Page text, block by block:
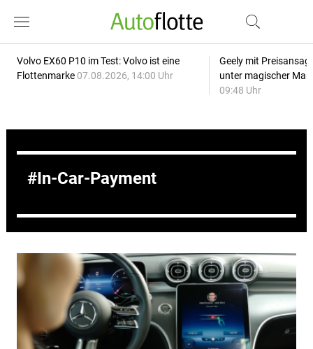
Volvo EX60 P10 im Test: Volvo ist eine
Flottenmarke 07.08.2026, 14:00 Uhr
Geely mit
unter magischer
09:48 Uhr
In-Car-Payment